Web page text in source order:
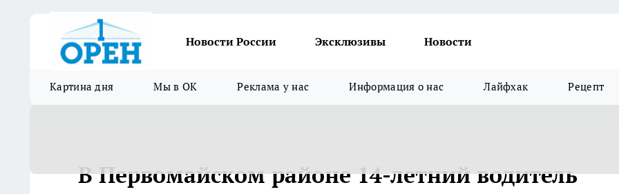
Новости России Эксклюзивы Новости
Картина дня Мы в ОК Реклама у нас Информация о нас Лайфхак Рецепт
В Первомайском районе 14-летний водитель